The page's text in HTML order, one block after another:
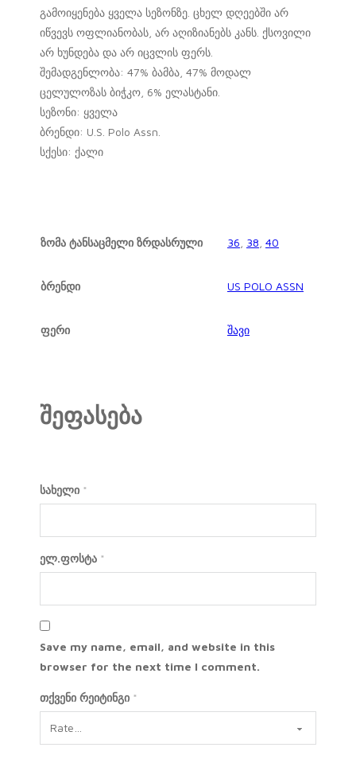
გამოიყენება ყველა სეზონზე. ცხელ დღეებში არ
იწვევს ოფლიანობას, არ აღიზიანებს კანს. ქსოვილი
არ ხუნდება და არ იცვლის ფერს.
შემადგენლობა: 47% ბამბა, 47% მოდალ
ცელულოზას ბიჭკო, 6% ელასტანი.
სეზონი: ყველა
ბრენდი: U.S. Polo Assn.
სქესი: ქალი
ზომა ტანსაცმელი ზრდასრული 36 38 40
ბრენდი US POLO ASSN
ფერი შავი
შეფასება
სახელი *
ელ.ფოსტა *
Save my name, email, and website in this
browser for the next time I comment.
თქვენი რეიტინგი *